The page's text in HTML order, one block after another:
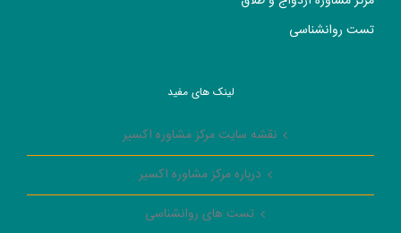
تست روانشناسی
لینک های مفید
نقشه سایت مرکز مشاوره اکسیر
درباره مرکز مشاوره اکسیر
تست های روانشناسی